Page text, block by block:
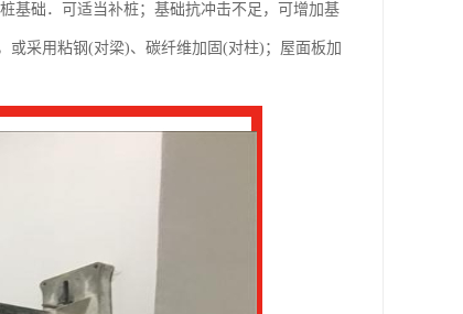
基础．可适当补桩；基础抗冲击不足，可增加基
或采用粘钢(对梁)、碳纤维加固(对柱)；屋面板加